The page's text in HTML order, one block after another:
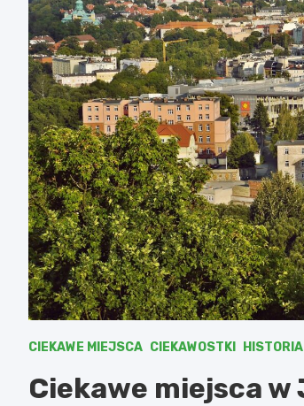
CIEKAWE MIEJSCA CIEKAWOSTKI HISTORIA
Ciekawe miejsca w